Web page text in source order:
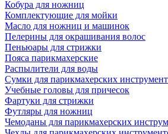
Кобура для ножниц
Комплектующие для мойки
Масло для ножниц и машинок
Пелерины для окрашивания волос
Пеньюары для стрижки
Пояса парикмахерские
Распылители для воды
Сумки для парикмахерских
Учебные головы для причесок
Фартуки для стрижки
Футляры для ножниц
Чемоданы для парикмахерских